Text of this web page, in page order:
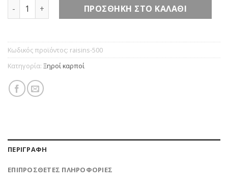
Σταφίδες ξανθές ποσότηταΠΡΟΣΘΉΚΗ ΣΤΟ ΚΑΛΆΘΙ
Κωδικός προϊόντος: raisins-500
Κατηγορία: Ξηροί καρποί
ΠΕΡΙΓΡΑΦΉ
ΕΠΙΠΡΌΣΘΕΤΕΣ ΠΛΗΡΟΦΟΡΊΕΣ